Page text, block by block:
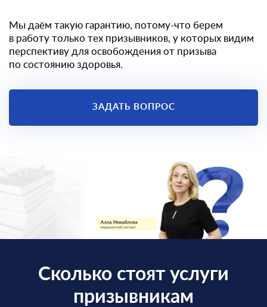
Мы даём такую гарантию, потому-что берем
в работу только тех призывников, у которых видим
перспективу для освобождения от призыва
по состоянию здоровья.
ЗАДАТЬ ВОПРОС
Сколько стоят услуги
призывникам